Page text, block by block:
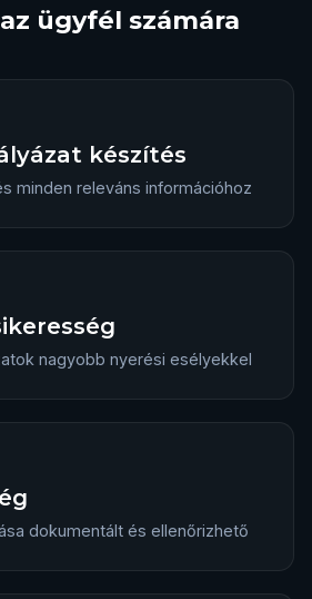
ügyfél számára
készítés
minden releváns információhoz
nagyobb nyerési esélyekkel
dokumentált és ellenőrizhető